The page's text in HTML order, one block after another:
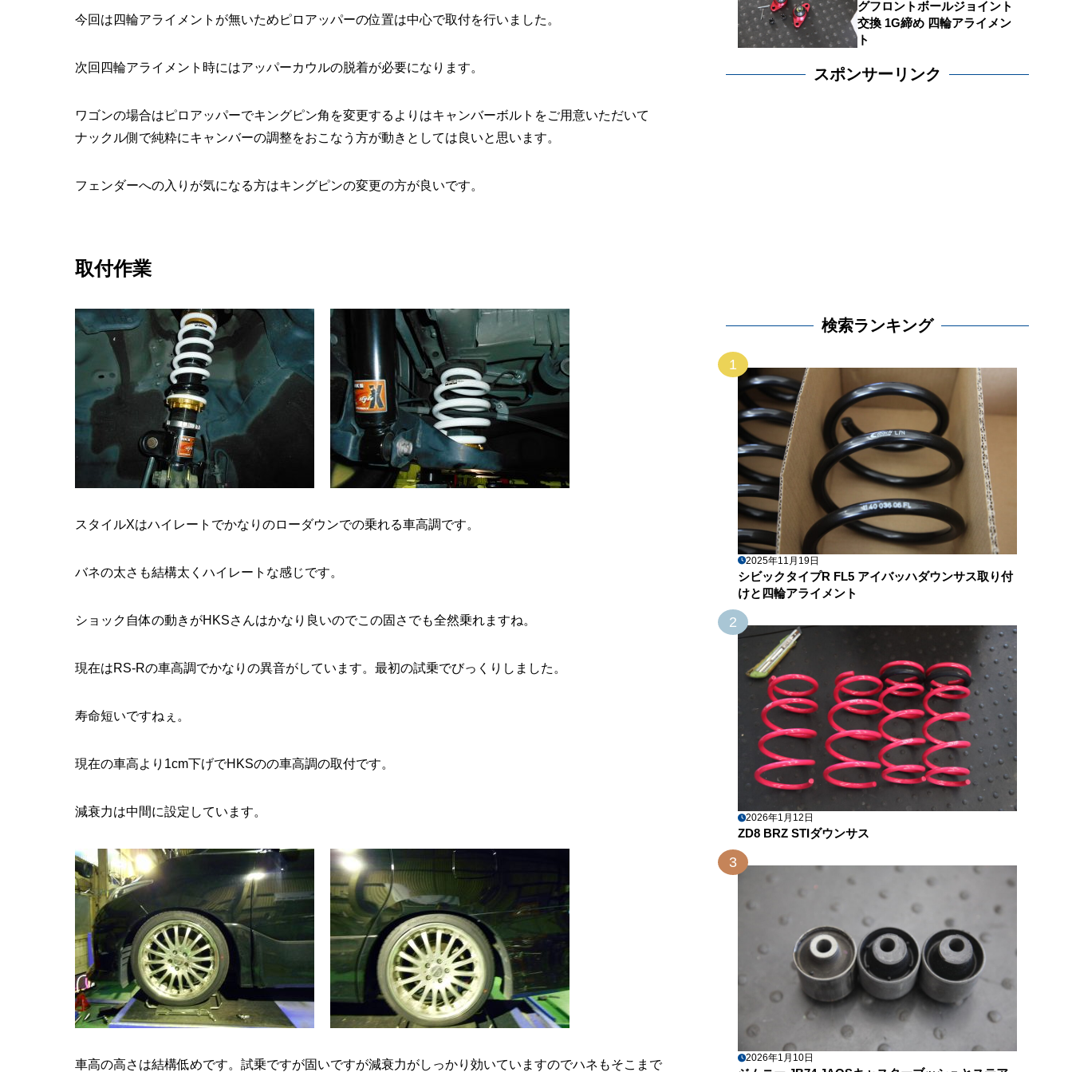
今回は四輪アライメントが無いためピロアッパーの位置は中心で取付を行いました。
次回四輪アライメント時にはアッパーカウルの脱着が必要になります。
ワゴンの場合はピロアッパーでキングピン角を変更するよりはキャンバーボルトをご用意いただいて
ナックル側で純粋にキャンバーの調整をおこなう方が動きとしては良いと思います。
フェンダーへの入りが気になる方はキングピンの変更の方が良いです。
取付作業
スタイルXはハイレートでかなりのローダウンでの乗れる車高調です。
バネの太さも結構太くハイレートな感じです。
ショック自体の動きがHKSさんはかなり良いのでこの固さでも全然乗れますね。
現在はRS-Rの車高調でかなりの異音がしています。最初の試乗でびっくりしました。
寿命短いですねぇ。
現在の車高より1cm下げでHKSのの車高調の取付です。
減衰力は中間に設定しています。
車高の高さは結構低めです。試乗ですが固いですが減衰力がしっかり効いていますのでハネもそこまで
グフロントボールジョイント
交換 1G締め 四輪アライメン
ト
スポンサーリンク
検索ランキング
1
2025年11月19日
シビックタイプR FL5 アイバッハダウンサス取り付
けと四輪アライメント
2
2026年1月12日
ZD8 BRZ STIダウンサス
3
2026年1月10日